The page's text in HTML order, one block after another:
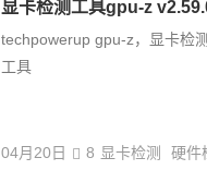
显卡检测工具gpu-z
techpowerup gpu-z，显卡检
工具
04月20日 8 显卡检测 硬件